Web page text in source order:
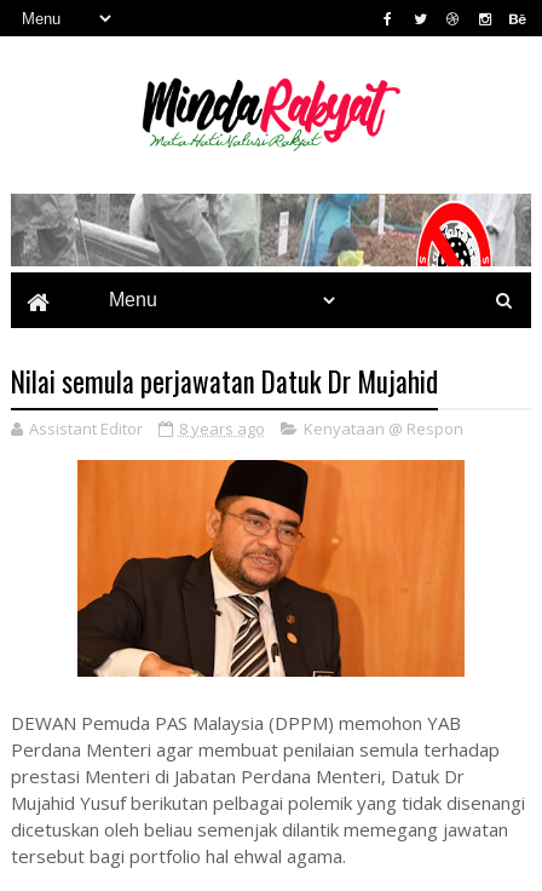
Nilai semula perjawatan Datuk Dr Mujahid
Assistant Editor 8 years ago Kenyataan @ Respon
DEWAN Pemuda PAS Malaysia (DPPM) memohon YAB
Perdana Menteri agar membuat penilaian semula terhadap
prestasi Menteri di Jabatan Perdana Menteri, Datuk Dr
Mujahid Yusuf berikutan pelbagai polemik yang tidak disenangi
dicetuskan oleh beliau semenjak dilantik memegang jawatan
tersebut bagi portfolio hal ehwal agama.